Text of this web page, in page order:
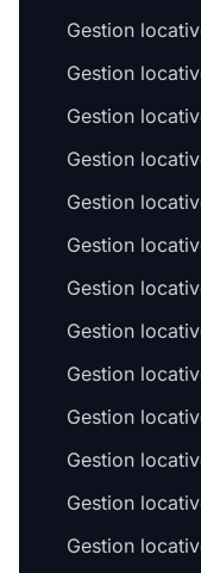
Gestion
Gestion
Gestion
Gestion
Gestion
Gestion
Gestion
Gestion
Gestion
Gestion
Gestion
Gestion
Gestion